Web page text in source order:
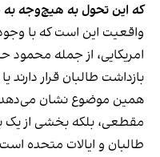
که این تحول به‌ هیچ‌وجه
واقعیت این است که با
امریکایی، از جمله محمود
بازداشت طالبان قرار
همین موضوع نشان می‌دهد
مقطعی، بلکه بخشی از یک
طالبان و ایالات متحده